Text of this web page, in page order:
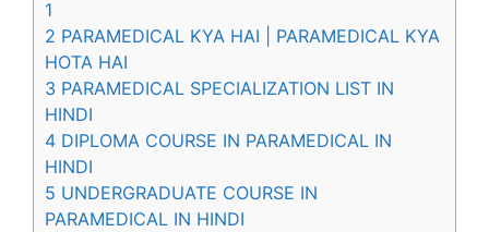
1
2 PARAMEDICAL KYA HAI | PARAMEDICAL KYA
HOTA HAI
3 PARAMEDICAL SPECIALIZATION LIST IN
HINDI
4 DIPLOMA COURSE IN PARAMEDICAL IN
HINDI
5 UNDERGRADUATE COURSE IN
PARAMEDICAL IN HINDI